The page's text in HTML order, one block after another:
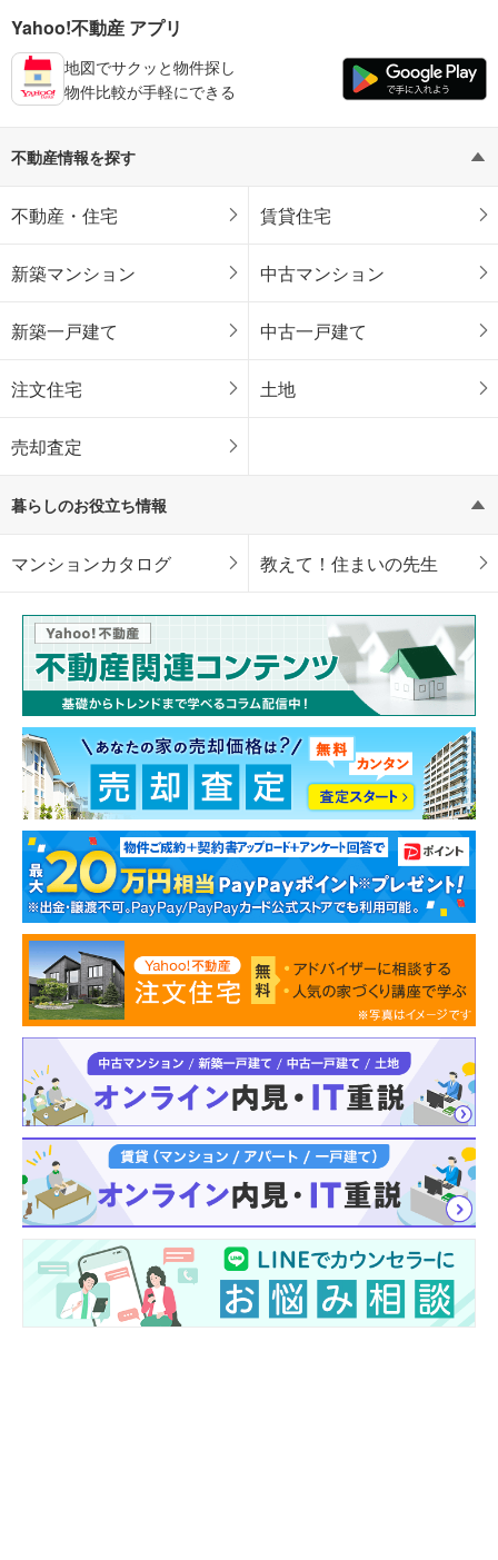
Yahoo!不動産 アプリ
地図でサクッと物件探し
物件比較が手軽にできる
不動産情報を探す
不動産・住宅 賃貸住宅
新築マンション 中古マンション
新築一戸建て 中古一戸建て
注文住宅 土地
売却査定
暮らしのお役立ち情報
マンションカタログ 教えて！住まいの先生